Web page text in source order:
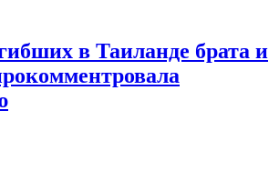
в Таиланде брата и